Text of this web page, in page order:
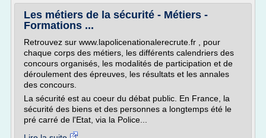
Les métiers de la sécurité - Métiers -
Formations ...
Retrouvez sur www.lapolicenationalerecrute.fr , pour
chaque corps des métiers, les différents calendriers des
concours organisés, les modalités de participation et de
déroulement des épreuves, les résultats et les annales
des concours.
La sécurité est au coeur du débat public. En France, la
sécurité des biens et des personnes a longtemps été le
pré carré de l'Etat, via la Police...